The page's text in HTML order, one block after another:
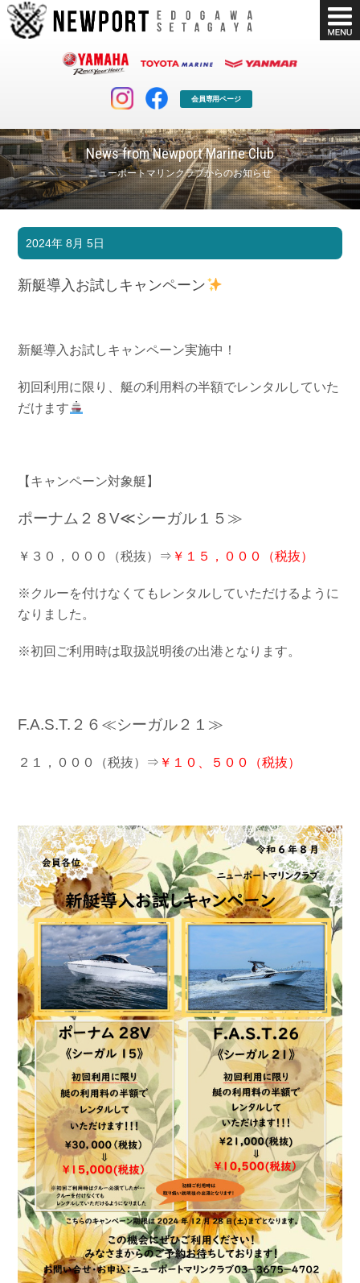
会員専用ページ
News from Newport Marine Club
ニューポートマリンクラブからのお知らせ
マリンクラブ
マリンライフを堪能したい！
ボート販売
ボート免許
長年の実績と信頼！
Shop Info.
お問い合わせ
Contact us Company
2024年 8月 5日
新艇導入お試しキャンペーン
新艇導入お試しキャンペーン実施中！
初回利用に限り、艇の利用料の半額でレンタルしていた
だけます
【キャンペーン対象艇】
ポーナム２８V≪シーガル１５≫
￥３０，０００（税抜）⇒ ￥１５，０００（税抜）
※クルーを付けなくてもレンタルしていただけるように
なりました。
※初回ご利用時は取扱説明後の出港となります。
F.A.S.T.２６≪シーガル２１≫
２１，０００（税抜）⇒ ￥１０、５００（税抜）